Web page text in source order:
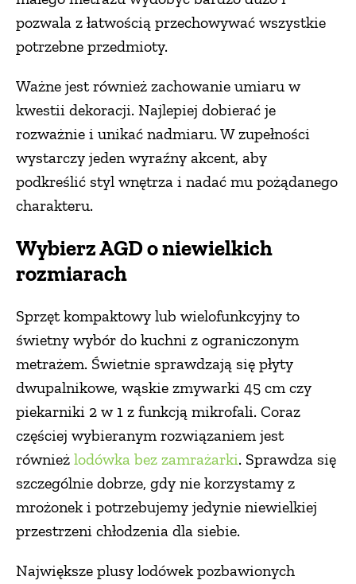
pozwala z łatwością przechowywać wszystkie
potrzebne przedmioty.
Ważne jest również zachowanie umiaru w
kwestii dekoracji. Najlepiej dobierać je
rozważnie i unikać nadmiaru. W zupełności
wystarczy jeden wyraźny akcent, aby
podkreślić styl wnętrza i nadać mu pożądanego
charakteru.
Wybierz AGD o niewielkich
rozmiarach
Sprzęt kompaktowy lub wielofunkcyjny to
świetny wybór do kuchni z ograniczonym
metrażem. Świetnie sprawdzają się płyty
dwupalnikowe, wąskie zmywarki 45 cm czy
piekarniki 2 w 1 z funkcją mikrofali. Coraz
częściej wybieranym rozwiązaniem jest
również lodówka bez zamrażarki. Sprawdza się
szczególnie dobrze, gdy nie korzystamy z
mrożonek i potrzebujemy jedynie niewielkiej
przestrzeni chłodzenia dla siebie.
Największe plusy lodówek pozbawionych